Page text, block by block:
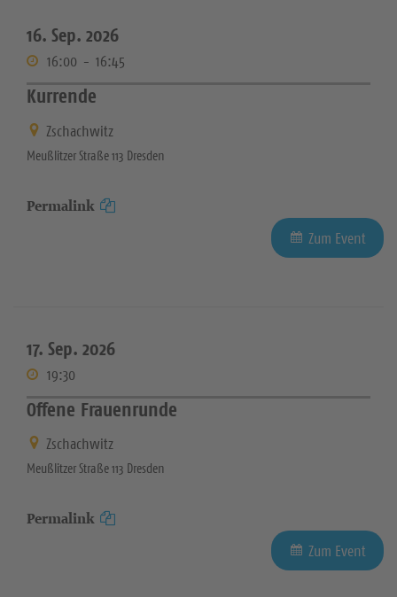
16. Sep. 2026
16:00 - 16:45
Kurrende
Zschachwitz
Meußlitzer Straße 113 Dresden
Permalink
Zum Event
17. Sep. 2026
19:30
Offene Frauenrunde
Zschachwitz
Meußlitzer Straße 113 Dresden
Permalink
Zum Event